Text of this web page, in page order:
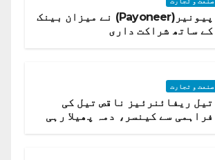
پیونیر(Payoneer) نے میزان بینک
کے ساتھ شراکت داری
صنعت و تجارت
تیل ریفائنرئیز ناقص تیل کی
فراہمی سے کینسر، دمہ پھیلا رہی